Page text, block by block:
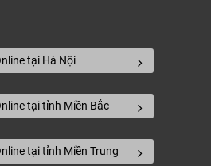
tại Hà Nội
tại tỉnh Miền Bắc
tại tỉnh Miền Trung